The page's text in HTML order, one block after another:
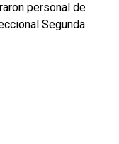
personal de
Segunda.